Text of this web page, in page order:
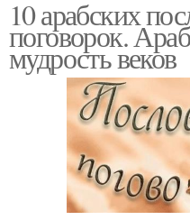
10 арабских
поговорок.
мудрость веков